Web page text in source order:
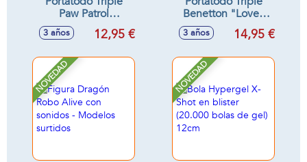
Paw Patrol
Friendship
22X12X3Cm
3 años 12,95 €
Benetton "Love"
22X12X3 - Modelos
surtidos
3 años 14,95 €
NOVEDAD NOVEDAD